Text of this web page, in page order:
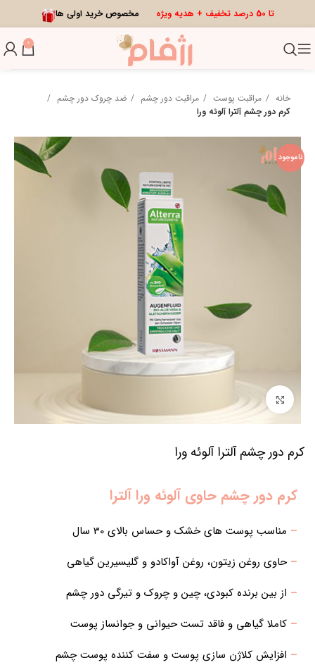
تا 50 درصد تخفیف + هدیه ویژه مخصوص خرید اولی ها
0
خانه مراقبت پوست مراقبت دور چشم
ضد چروک دور چشم
کرم دور چشم آلترا آلوئه ورا
ناموجود
برای بزرگنمایی کلیک کنید
کرم دور چشم آلترا آلوئه ورا
کرم دور چشم حاوی آلوئه وراآلترا
– مناسب پوست های خشک و حساس بالای 30 سال
– حاوی روغن زیتون، روغن آواکادو و گلیسیرین گیاهی
– از بین برنده کبودی، چین و چروک و تیرگی دور چشم
– کاملا گیاهی و فاقد تست حیوانی و جوانساز پوست
– افزایش کلاژن سازی پوست و سفت کننده پوست چشم